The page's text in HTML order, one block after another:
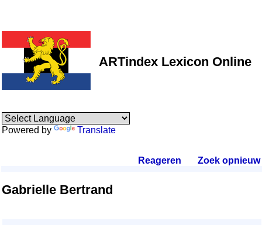
ARTindex Lexicon Online
Powered by Translate
Reageren Zoek opnieuw.
Gabrielle Bertrand